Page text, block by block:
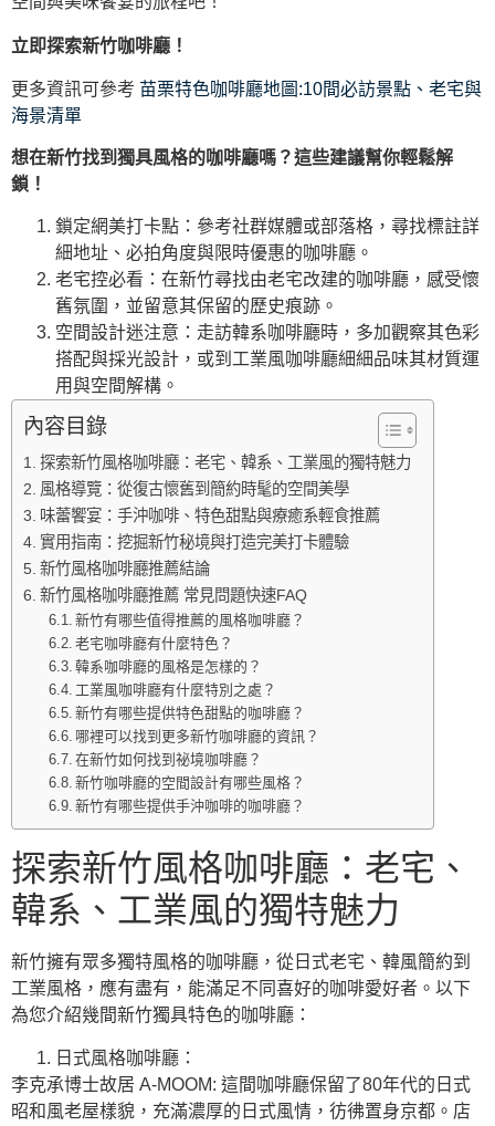
立即探索新竹咖啡廳！
更多資訊可參考 苗栗特色咖啡廳地圖:10間必訪景點、老宅與
海景清單
想在新竹找到獨具風格的咖啡廳嗎？這些建議幫你輕鬆解
鎖！
鎖定網美打卡點：參考社群媒體或部落格，尋找標註詳
細地址、必拍角度與限時優惠的咖啡廳。
老宅控必看：在新竹尋找由老宅改建的咖啡廳，感受懷
舊氛圍，並留意其保留的歷史痕跡。
空間設計迷注意：走訪韓系咖啡廳時，多加觀察其色彩
搭配與採光設計，或到工業風咖啡廳細細品味其材質運
用與空間解構。
內容目錄
探索新竹風格咖啡廳：老宅、韓系、工業風的獨特魅力
風格導覽：從復古懷舊到簡約時髦的空間美學
味蕾饗宴：手沖咖啡、特色甜點與療癒系輕食推薦
實用指南：挖掘新竹秘境與打造完美打卡體驗
新竹風格咖啡廳推薦結論
新竹風格咖啡廳推薦 常見問題快速FAQ
新竹有哪些值得推薦的風格咖啡廳？
老宅咖啡廳有什麼特色？
韓系咖啡廳的風格是怎樣的？
工業風咖啡廳有什麼特別之處？
新竹有哪些提供特色甜點的咖啡廳？
哪裡可以找到更多新竹咖啡廳的資訊？
在新竹如何找到祕境咖啡廳？
新竹咖啡廳的空間設計有哪些風格？
新竹有哪些提供手沖咖啡的咖啡廳？
探索新竹風格咖啡廳：老宅、
韓系、工業風的獨特魅力
新竹擁有眾多獨特風格的咖啡廳，從日式老宅、韓風簡約到
工業風格，應有盡有，能滿足不同喜好的咖啡愛好者。以下
為您介紹幾間新竹獨具特色的咖啡廳：
日式風格咖啡廳：
李克承博士故居 A-MOOM: 這間咖啡廳保留了80年代的日式
昭和風老屋樣貌，充滿濃厚的日式風情，彷彿置身京都。店